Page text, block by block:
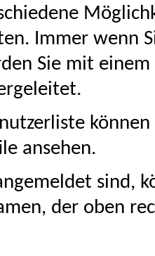
Immer wenn
Sie mit
ansehen.
sind,
der oben